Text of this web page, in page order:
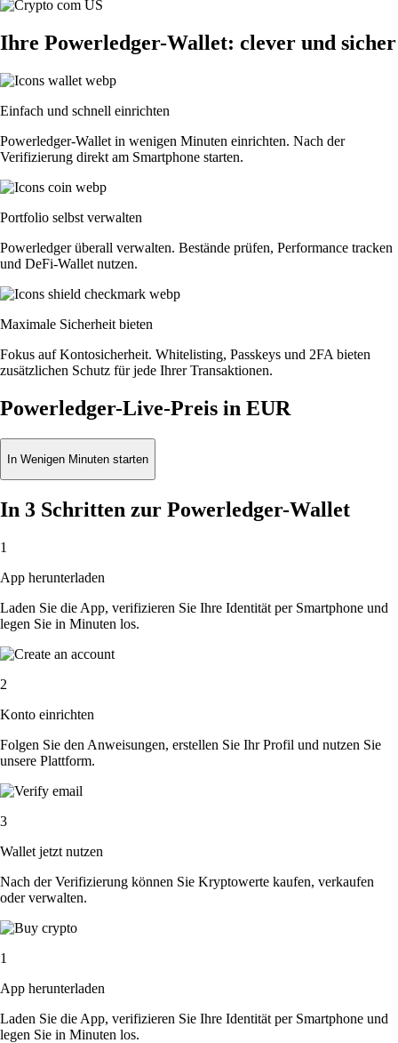
Ihre Powerledger-Wallet: clever und sicher
Einfach und schnell einrichten
Powerledger-Wallet in wenigen Minuten einrichten. Nach der
Verifizierung direkt am Smartphone starten.
Portfolio selbst verwalten
Powerledger überall verwalten. Bestände prüfen, Performance tracken
und DeFi-Wallet nutzen.
Maximale Sicherheit bieten
Fokus auf Kontosicherheit. Whitelisting, Passkeys und 2FA bieten
zusätzlichen Schutz für jede Ihrer Transaktionen.
Powerledger-Live-Preis in EUR
In Wenigen Minuten starten
In 3 Schritten zur Powerledger-Wallet
1
App herunterladen
Laden Sie die App, verifizieren Sie Ihre Identität per Smartphone und
legen Sie in Minuten los.
2
Konto einrichten
Folgen Sie den Anweisungen, erstellen Sie Ihr Profil und nutzen Sie
unsere Plattform.
3
Wallet jetzt nutzen
Nach der Verifizierung können Sie Kryptowerte kaufen, verkaufen
oder verwalten.
1
App herunterladen
Laden Sie die App, verifizieren Sie Ihre Identität per Smartphone und
legen Sie in Minuten los.